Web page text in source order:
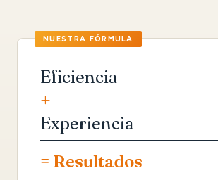
Eficiencia
+
Experiencia
= Resultados